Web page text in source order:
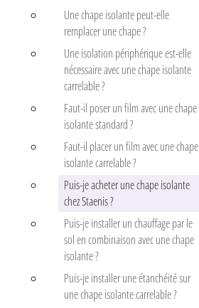
Une chape isolante peut-elle
remplacer une chape ?
Une isolation périphérique est-elle
nécessaire avec une chape isolante
carrelable ?
Faut-il poser un film avec une chape
isolante standard ?
Faut-il placer un film avec une chape
isolante carrelable ?
Puis-je acheter une chape isolante
chez Staenis ?
Puis-je installer un chauffage par le
sol en combinaison avec une chape
isolante ?
Puis-je installer une étanchéité sur
une chape isolante carrelable ?